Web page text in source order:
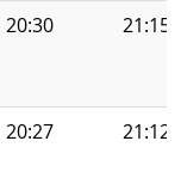
20:30 21:15
20:27 21:12